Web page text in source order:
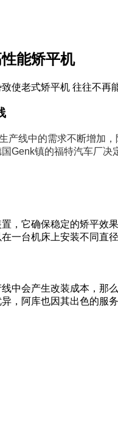
能矫平机
使老式矫平机 往往不再
产线中的需求不断增加
国Genk镇的福特汽车厂
，它确保稳定的矫平效
一台机床上安装不同直
中会产生改装成本，那
，阿库也因其出色的服